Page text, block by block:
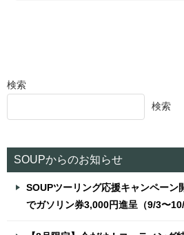
検索
検索
SOUPからのお知らせ
SOUPツーリング応援キャンペーン
でガソリン券3,000円進呈（9/3〜10/